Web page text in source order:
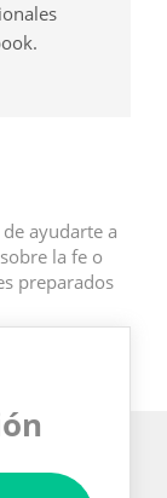
ayudarte a
la fe o
preparados